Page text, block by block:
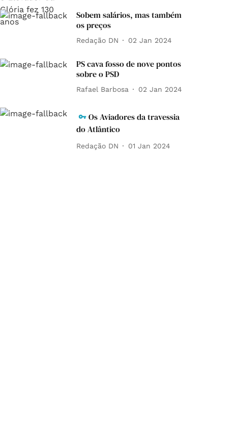
Sobem salários, mas também
os preços
Redação DN 02 Jan 2024
PS cava fosso de nove pontos
sobre o PSD
Rafael Barbosa 02 Jan 2024
Os Aviadores da travessia
do Atlântico
Redação DN 01 Jan 2024